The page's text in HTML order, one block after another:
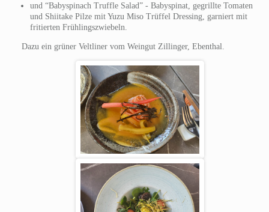
und “Babyspinach Truffle Salad” - Babyspinat, gegrillte Tomaten
und Shiitake Pilze mit Yuzu Miso Trüffel Dressing, garniert mit
fritierten Frühlingszwiebeln.
Dazu ein grüner Veltliner vom Weingut Zillinger, Ebenthal.